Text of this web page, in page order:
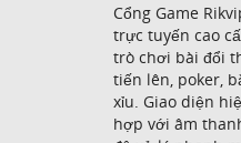
Cổng Game
trực tuyến cao
trò chơi bài đổi
tiến lên, poker,
xỉu. Giao diện
hợp với âm